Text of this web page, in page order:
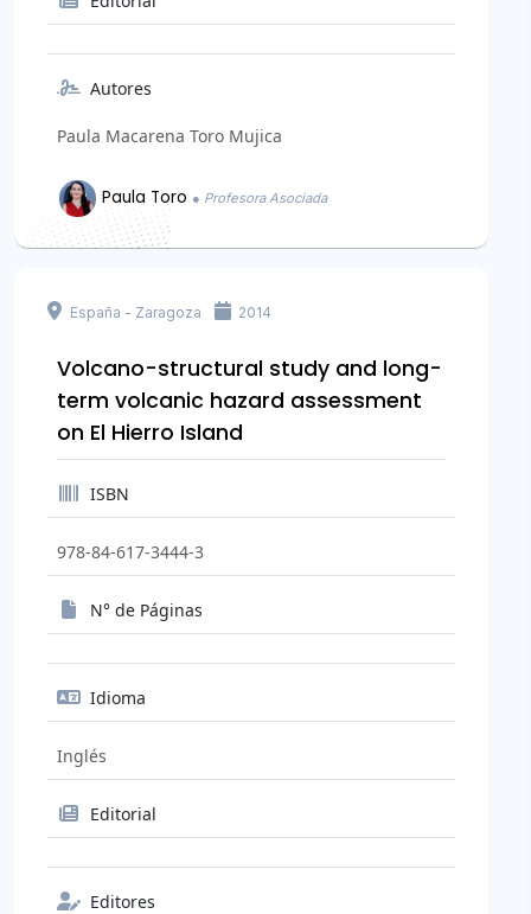
Autores
Paula Macarena Toro Mujica
Paula Toro ● Profesora Asociada
España - Zaragoza 2014
Volcano-structural study and long-
term volcanic hazard assessment
on El Hierro Island
ISBN
978-84-617-3444-3
N° de Páginas
Idioma
Inglés
Editorial
Editores